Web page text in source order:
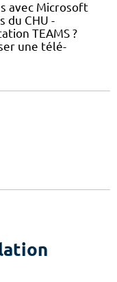
avec Microsoft
du CHU -
TEAMS ?
une télé-